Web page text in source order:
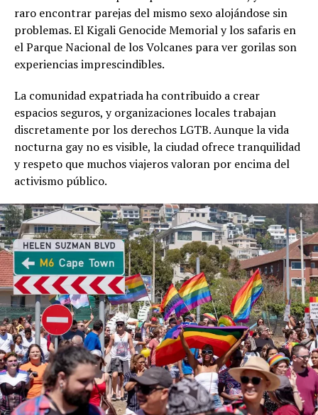
raro encontrar parejas del mismo sexo alojándose sin
problemas. El Kigali Genocide Memorial y los safaris en
el Parque Nacional de los Volcanes para ver gorilas son
experiencias imprescindibles.
La comunidad expatriada ha contribuido a crear
espacios seguros, y organizaciones locales trabajan
discretamente por los derechos LGTB. Aunque la vida
nocturna gay no es visible, la ciudad ofrece tranquilidad
y respeto que muchos viajeros valoran por encima del
activismo público.